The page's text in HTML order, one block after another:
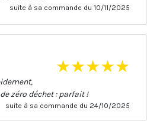
suite à sa commande du 10/11/2025
★★★★★
zéro déchet : parfait !
suite à sa commande du 24/10/2025